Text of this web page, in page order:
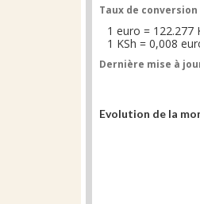
Taux de conversion
1 euro = 122.277
1 KSh = 0,008
Dernière mise à
Evolution de la